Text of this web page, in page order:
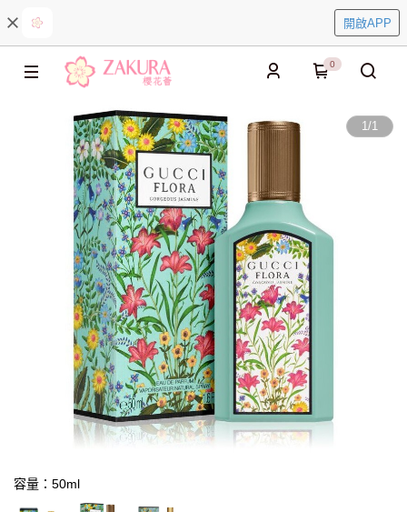
開啟APP
0
1/1
容量：50ml